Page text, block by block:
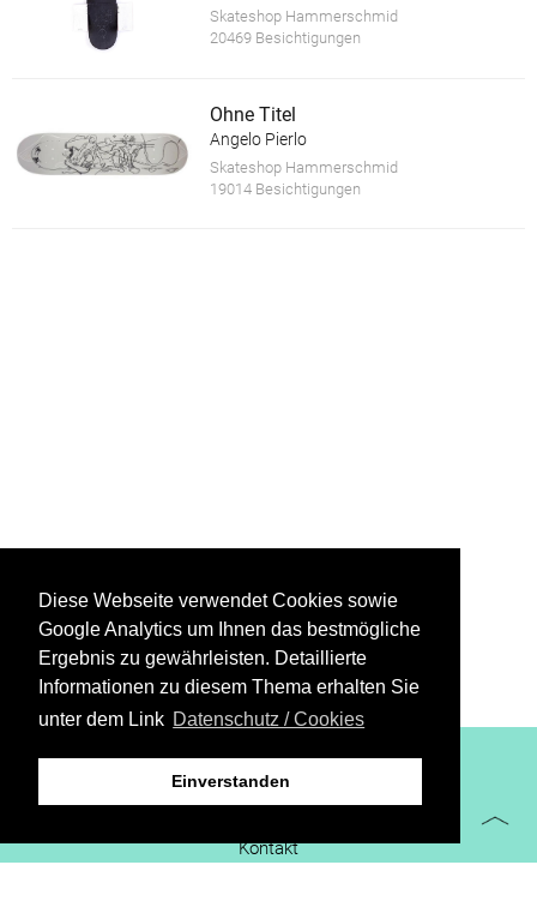
Diese Webseite verwendet Cookies sowie
Google Analytics um Ihnen das bestmögliche
Ergebnis zu gewährleisten. Detaillierte
Informationen zu diesem Thema erhalten Sie
unter dem Link Datenschutz / Cookies
Einverstanden
Skateshop Hammerschmid
20469 Besichtigungen
Ohne Titel
Angelo Pierlo
Skateshop Hammerschmid
19014 Besichtigungen
XiBIT Infoguide 2021
Kontakt